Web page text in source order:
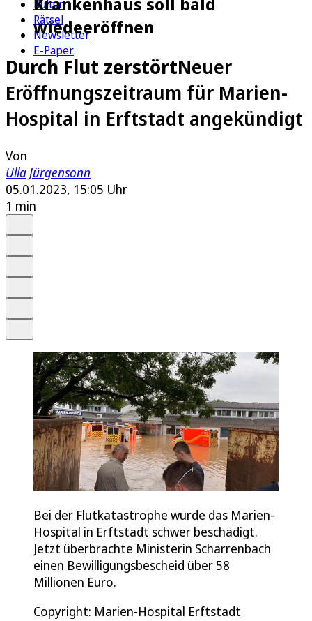
Kultur
Rätsel
Newsletter
E-Paper
wiedeeröffnen
Durch Flut zerstörtNeuer
Eröffnungszeitraum für Marien-
Hospital in Erftstadt angekündigt
Von
Ulla Jürgensonn
05.01.2023, 15:05 Uhr
1 min
Bei der Flutkatastrophe wurde das Marien-
Hospital in Erftstadt schwer beschädigt.
Jetzt überbrachte Ministerin Scharrenbach
einen Bewilligungsbescheid über 58
Millionen Euro.
Copyright: Marien-Hospital Erftstadt